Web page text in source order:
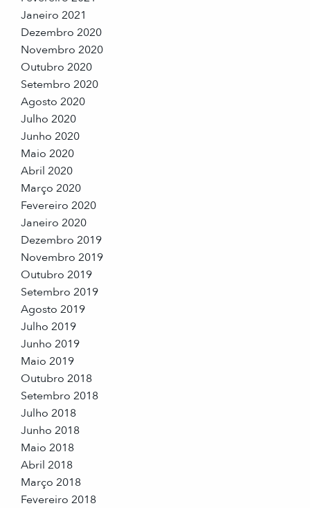
Janeiro 2021
Dezembro 2020
Novembro 2020
Outubro 2020
Setembro 2020
Agosto 2020
Julho 2020
Junho 2020
Maio 2020
Abril 2020
Março 2020
Fevereiro 2020
Janeiro 2020
Dezembro 2019
Novembro 2019
Outubro 2019
Setembro 2019
Agosto 2019
Julho 2019
Junho 2019
Maio 2019
Outubro 2018
Setembro 2018
Julho 2018
Junho 2018
Maio 2018
Abril 2018
Março 2018
Fevereiro 2018